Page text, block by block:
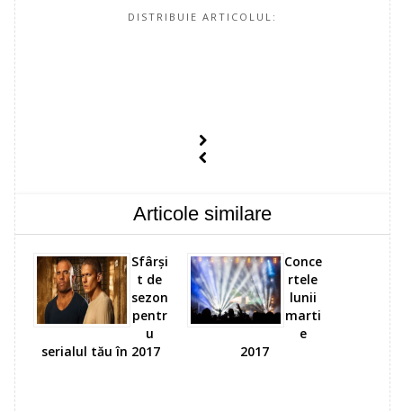
DISTRIBUIE ARTICOLUL:
Articole similare
Sfârși
t de
sezon
pentr
u
serialul tău în 2017
Conce
rtele
lunii
marti
e
2017